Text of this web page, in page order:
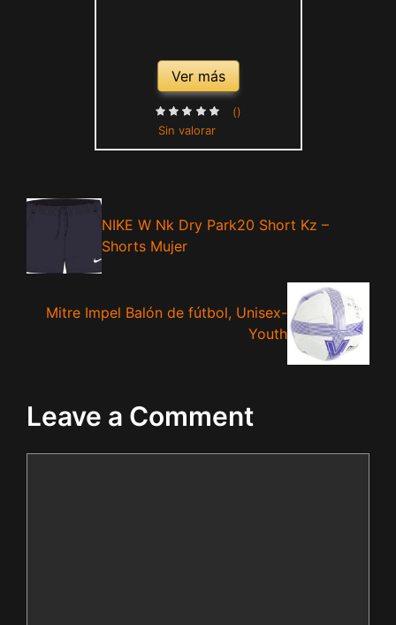
Ver más
Sin valorar
()
NIKE W Nk Dry Park20 Short Kz –
Shorts Mujer
Mitre Impel Balón de fútbol, Unisex-
Youth
Leave a Comment